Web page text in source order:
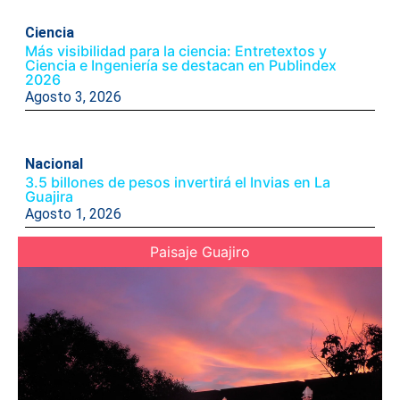
Ciencia
Más visibilidad para la ciencia: Entretextos y
Ciencia e Ingeniería se destacan en Publindex
2026
Agosto 3, 2026
Nacional
3.5 billones de pesos invertirá el Invias en La
Guajira
Agosto 1, 2026
Paisaje Guajiro